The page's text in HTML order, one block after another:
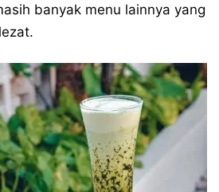
banyak menu lainnya yang